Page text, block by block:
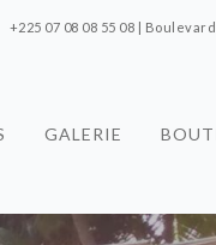
+225 07 08 08 55 08 |
GALERIE